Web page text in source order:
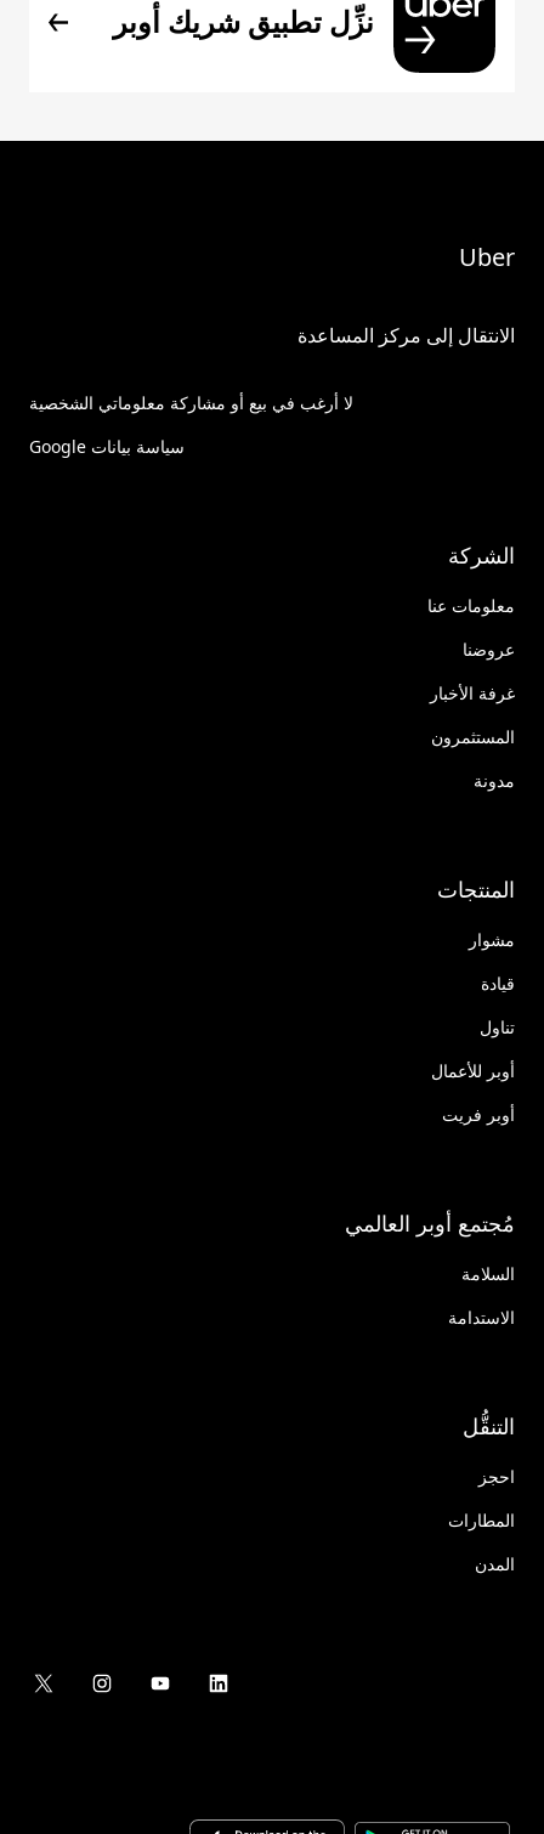
نزِّل تطبيق شريك أوبر
Uber
الانتقال إلى مركز المساعدة
لا أرغب في بيع أو مشاركة معلوماتي الشخصية
سياسة بيانات Google
الشركة
معلومات عنا
عروضنا
غرفة الأخبار
المستثمرون
مدونة
المنتجات
مشوار
قيادة
تناول
أوبر للأعمال
أوبر فريت
مُجتمع أوبر العالمي
السلامة
الاستدامة
التنقُّل
احجز
المطارات
المدن